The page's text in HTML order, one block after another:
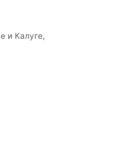
и Калуге,